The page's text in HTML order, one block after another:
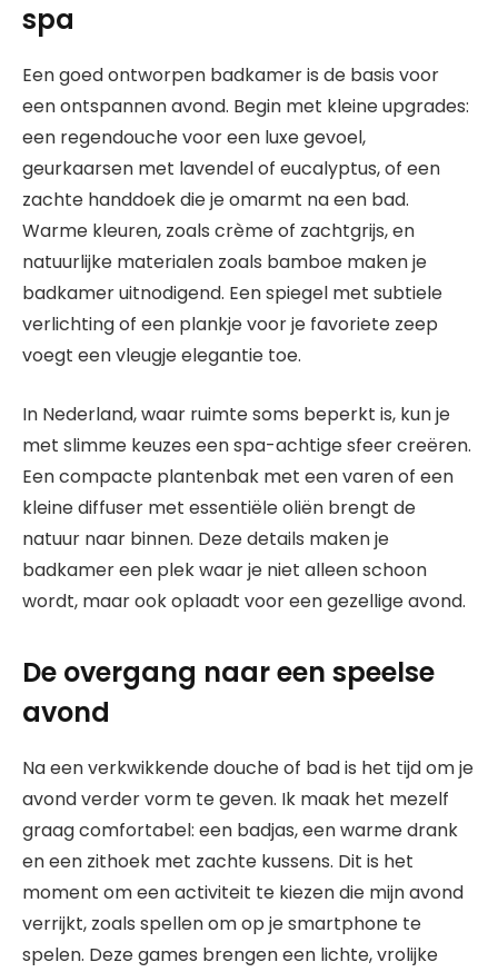
spa
Een goed ontworpen badkamer is de basis voor
een ontspannen avond. Begin met kleine upgrades:
een regendouche voor een luxe gevoel,
geurkaarsen met lavendel of eucalyptus, of een
zachte handdoek die je omarmt na een bad.
Warme kleuren, zoals crème of zachtgrijs, en
natuurlijke materialen zoals bamboe maken je
badkamer uitnodigend. Een spiegel met subtiele
verlichting of een plankje voor je favoriete zeep
voegt een vleugje elegantie toe.
In Nederland, waar ruimte soms beperkt is, kun je
met slimme keuzes een spa-achtige sfeer creëren.
Een compacte plantenbak met een varen of een
kleine diffuser met essentiële oliën brengt de
natuur naar binnen. Deze details maken je
badkamer een plek waar je niet alleen schoon
wordt, maar ook oplaadt voor een gezellige avond.
De overgang naar een speelse
avond
Na een verkwikkende douche of bad is het tijd om je
avond verder vorm te geven. Ik maak het mezelf
graag comfortabel: een badjas, een warme drank
en een zithoek met zachte kussens. Dit is het
moment om een activiteit te kiezen die mijn avond
verrijkt, zoals spellen om op je smartphone te
spelen. Deze games brengen een lichte, vrolijke